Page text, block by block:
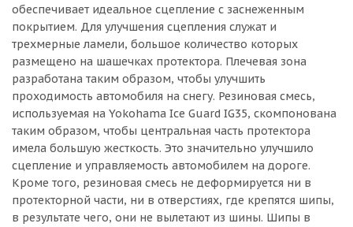
обеспечивает идеальное сцепление с заснеженным
покрытием. Для улучшения сцепления служат и
трехмерные ламели, большое количество которых
размещено на шашечках протектора. Плечевая зона
разработана таким образом, чтобы улучшить
проходимость автомобиля на снегу. Резиновая смесь,
используемая на Yokohama Ice Guard IG35, скомпонована
таким образом, чтобы центральная часть протектора
имела большую жесткость. Это значительно улучшило
сцепление и управляемость автомобилем на дороге.
Кроме того, резиновая смесь не деформируется ни в
протекторной части, ни в отверстиях, где крепятся шипы,
в результате чего, они не вылетают из шины. Шипы в